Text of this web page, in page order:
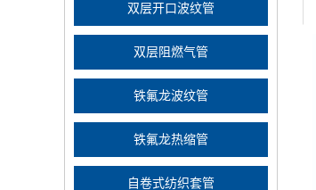
双层开口波纹管
双层阻燃气管
铁氟龙波纹管
铁氟龙热缩管
自卷式纺织套管